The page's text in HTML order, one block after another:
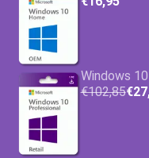
Windows
€102,85